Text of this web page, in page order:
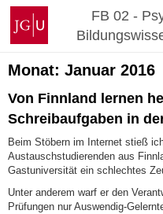
Zum
Inhalt
springen
Johannes
Gutenberg-
Universität
Mainz
FB 02 -
Monat: Januar 2016
Von Finnland lernen
Schreibaufgaben in
Beim Stöbern im Internet stieß
Austauschstudierenden aus
Gastuniversität ein schlechtes
Unter anderem warf er den
Prüfungen nur Auswendig-